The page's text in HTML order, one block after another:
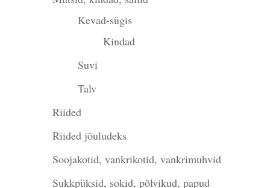
Kevad-sügis
Kindad
Suvi
Talv
Riided
Riided jõuludeks
Soojakotid, vankrikotid, vankrimuhvid
Sukkpüksid, sokid, põlvikud, papud